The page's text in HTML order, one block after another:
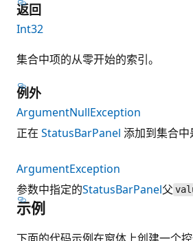
返回
Int32
集合中项的从零开始的索引。
例外
ArgumentNullException
正在 StatusBarPanel 添加到集合中
ArgumentException
参数中指定的StatusBarPanel父
示例
下面的代码示例在窗体上创建一个